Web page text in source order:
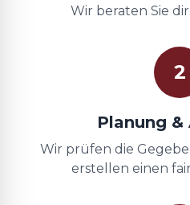
Wir beraten Sie
2
Planung
Wir prüfen die
erstellen einen